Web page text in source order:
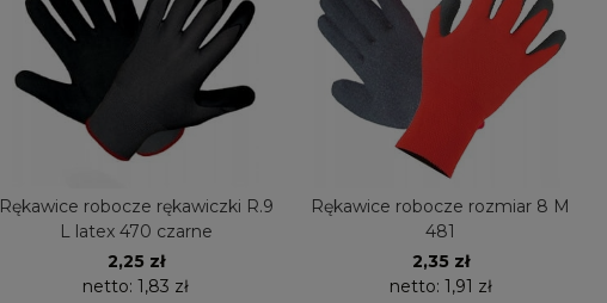
Rękawice robocze rękawiczki R.9
L latex 470 czarne
2,25 zł
netto: 1,83 zł
Rękawice robocze rozmiar 8 M
481
2,35 zł
netto: 1,91 zł